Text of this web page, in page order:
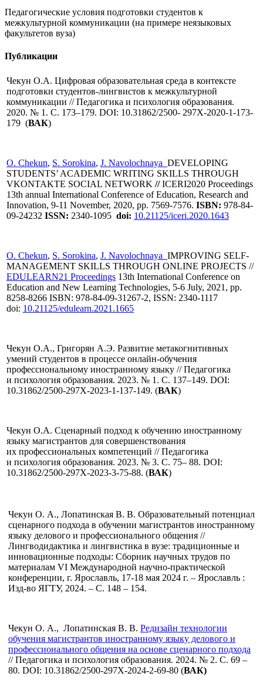
Педагогические условия подготовки студентов к
межкультурной коммуникации (на примере неязыковых
факультетов вуза)
Публикации
Чекун О.А. Цифровая образовательная среда в контексте
подготовки студентов-лингвистов к межкультурной
коммуникации // Педагогика и психология образования.
2020. № 1. С. 173–179. DOI: 10.31862/2500- 297X-2020-1-173-
179 (ВАК)
O. Chekun, S. Sorokina, J. Navolochnaya DEVELOPING
STUDENTS’ ACADEMIC WRITING SKILLS THROUGH
VKONTAKTE SOCIAL NETWORK //ICERI2020 Proceedings
13th annual International Conference of Education, Research and
Innovation, 9-11 November, 2020, pp. 7569-7576. ISBN: 978-84-
09-24232 ISSN: 2340-1095 doi: 10.21125/iceri.2020.1643
O. Chekun, S. Sorokina, J. Navolochnaya IMPROVING SELF-
MANAGEMENT SKILLS THROUGH ONLINE PROJECTS //
EDULEARN21 Proceedings 13th International Conference on
Education and New Learning Technologies, 5-6 July, 2021, pp.
8258-8266 ISBN: 978-84-09-31267-2, ISSN: 2340-1117
doi: 10.21125/edulearn.2021.1665
Чекун О.А., Григорян А.Э. Развитие метакогнитивных
умений студентов в процессе онлайн-обучения
профессиональному иностранному языку // Педагогика
и психология образования. 2023. № 1. С. 137–149. DOI:
10.31862/2500-297X-2023-1-137-149. (ВАК)
Чекун О.А. Сценарный подход к обучению иностранному
языку магистрантов для совершенствования
их профессиональных компетенций // Педагогика
и психология образования. 2023. № 3. С. 75– 88. DOI:
10.31862/2500-297X-2023-3-75-88. (ВАК)
Чекун О. А., Лопатинская В. В. Образовательный потенциал
сценарного подхода в обучении магистрантов иностранному
языку делового и профессионального общения //
Лингводидактика и лингвистика в вузе: традиционные и
инновационные подходы: Сборник научных трудов по
материалам VI Международной научно-практической
конференции, г. Ярославль, 17-18 мая 2024 г. – Ярославль :
Изд-во ЯГТУ, 2024. – С. 148 – 154.
Чекун О. А., Лопатинская В. В. Редизайн технологии
обучения магистрантов иностранному языку делового и
профессионального общения на основе сценарного подхода
// Педагогика и психология образования. 2024. № 2. С. 69 –
80. DOI: 10.31862/2500-297X-2024-2-69-80 (ВАК)